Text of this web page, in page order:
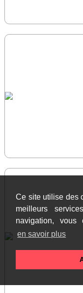
Ce site utilise des
meilleurs
navigation, vous
en savoir plus